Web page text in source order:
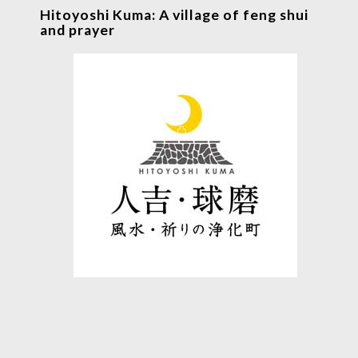
Hitoyoshi Kuma: A village of feng shui
and prayer